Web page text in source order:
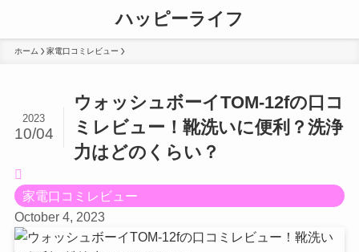
ハッピーライフ
ホーム 家電口コミレビュー
ウォッシュボーイTOM-12fの口コ
ミレビュー！靴洗いに便利？洗浄
力はどのくらい？
2023
10/04
家電口コミレビュー
October 4, 2023